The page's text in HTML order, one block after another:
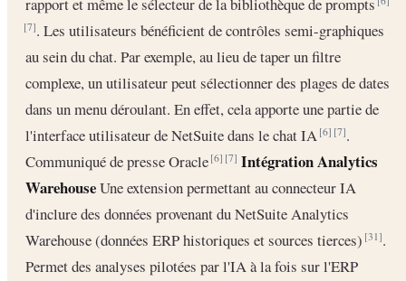
rapport et même le sélecteur de la bibliothèque de prompts
[7]. Les utilisateurs bénéficient de contrôles semi-graphiques
au sein du chat. Par exemple, au lieu de taper un filtre
complexe, un utilisateur peut sélectionner des plages de dates
dans un menu déroulant. En effet, cela apporte une partie de
l'interface utilisateur de NetSuite dans le chat IA[6] [7].
Communiqué de presse Oracle[6] [7] Intégration Analytics
WarehouseUne extension permettant au connecteur IA
d'inclure des données provenant du NetSuite Analytics
Warehouse (données ERP historiques et sources tierces)[31].
Permet des analyses pilotées par l'IA à la fois sur l'ERP